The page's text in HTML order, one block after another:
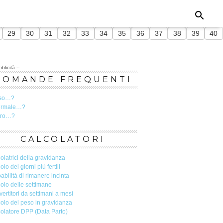
29 30 31 32 33 34 35 36 37 38 39 40
--
FREQUENTI
CALCOLATORI
della gravidanza
dei giorni più fertili
di rimanere incinta
delle settimane
da settimani a mesi
del peso in gravidanza
DPP (Data Parto)